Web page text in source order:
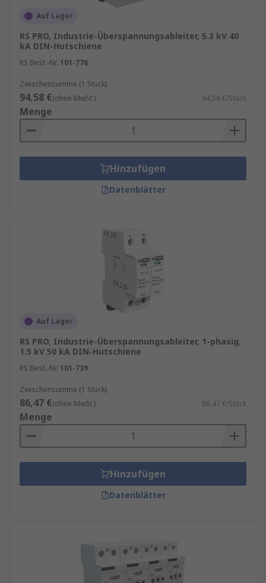
Auf Lager
RS PRO, Industrie-Überspannungsableiter, 5.3 kV 40
kA DIN-Hutschiene
RS Best.-Nr. 101-776
Zwischensumme (1 Stück)
94,58 €(ohne MwSt.) 94,58 €/Stück
Menge
Hinzufügen
Datenblätter
Auf Lager
RS PRO, Industrie-Überspannungsableiter, 1-phasig,
1.5 kV 50 kA DIN-Hutschiene
RS Best.-Nr. 101-739
Zwischensumme (1 Stück)
86,47 €(ohne MwSt.) 86,47 €/Stück
Menge
Hinzufügen
Datenblätter